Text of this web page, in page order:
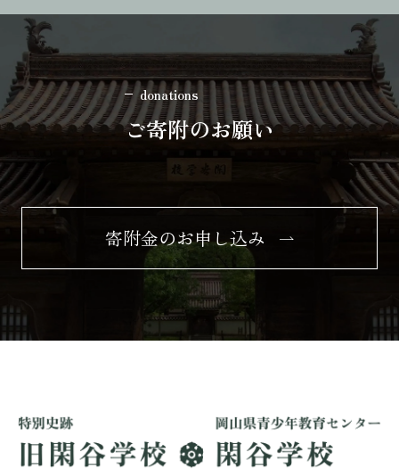
donations
ご寄附のお願い
寄附金のお申し込み